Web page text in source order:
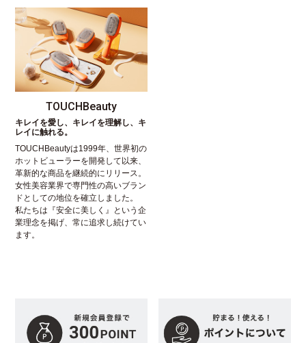
TOUCHBeauty
キレイを愛し、キレイを理解し、キ
レイに触れる。
TOUCHBeautyは1999年、世界初の
ホットビューラーを開発して以来、
革新的な商品を継続的にリリース。
女性美容業界で専門性の高いブラン
ドとしての地位を確立しました。
私たちは『安全に美しく』という企
業理念を掲げ、常に追求し続けてい
ます。